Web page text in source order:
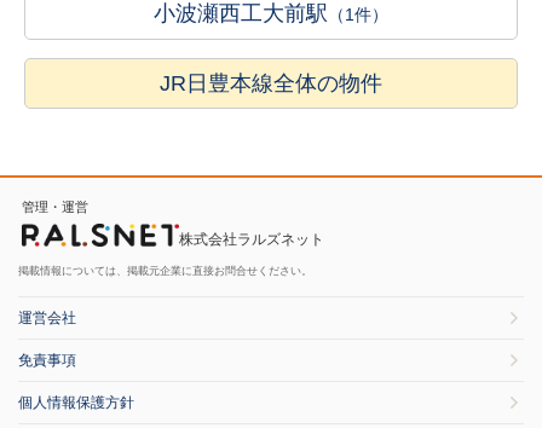
小波瀬西工大前駅 （1件）
JR日豊本線全体の物件
管理・運営
株式会社ラルズネット
掲載情報については、掲載元企業に直接お問合せください。
運営会社
免責事項
個人情報保護方針